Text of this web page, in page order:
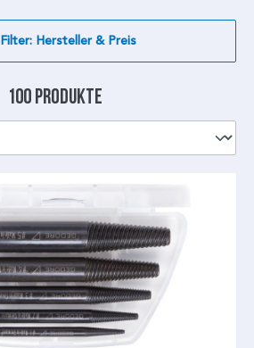
Filter: Hersteller & Preis
100 Produkte